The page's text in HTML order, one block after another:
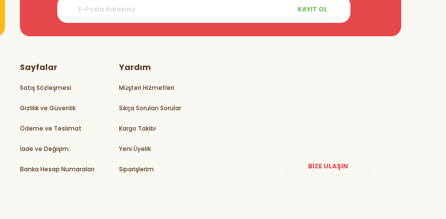
Diğer yorumları göster
KAYIT OL
Sayfalar
Satış Sözleşmesi
Gizlilik ve Güvenlik
Ödeme ve Teslimat
İade ve Değişim
Banka Hesap Numaraları
Yardım
Müşteri Hizmetleri
Sıkça Sorulan Sorular
Kargo Takibi
Yeni Üyelik
Siparişlerim BİZE ULAŞIN